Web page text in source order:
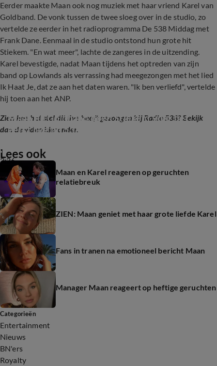
Eerder maakte Maan ook nog muziek met haar vriend Karel van
Goldband. De vonk tussen de twee sloeg over in de studio, zo
vertelde ze eerder in het radioprogramma De 538 Middag met
Frank Dane. Eenmaal in de studio ontstond hun grote hit
Stiekem. "En wat meer", lachte de zangeres in de uitzending.
Karel bevestigde, nadat Maan tijdens het optreden van zijn
band op Lowlands als verrassing had meegezongen met het lied
Ik Haat Je, dat ze aan het daten waren. "Ik ben verliefd", vertelde
hij toen aan het ANP.
Zien hoe het stel dit live heeft gezongen bij Radio 538?Bekijk
dan de video hieronder.
3:26
Maan en Goldband doen Stiekem voor het
eerst live op 538!
Lees ook
Maan en Karel reageren op geruchten
relatiebreuk
ZIEN: Maan geniet met haar grote liefde Karel
Fans in tranen na emotioneel bericht Maan
Manager Maan reageert op heftige geruchten
Categorieën
Entertainment
Nieuws
BN'ers
Royalty